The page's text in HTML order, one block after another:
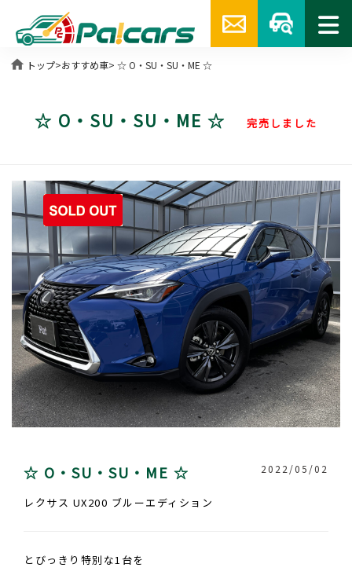
home トップ>おすすめ車> ☆ O・SU・SU・ME ☆
☆ O・SU・SU・ME ☆ 完売しました
☆ O・SU・SU・ME ☆ 2022/05/02
レクサス UX200 ブルーエディション
とびっきり特別な1台を